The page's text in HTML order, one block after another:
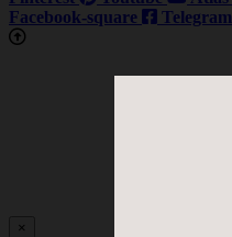
Facebook-square
Telegram
×